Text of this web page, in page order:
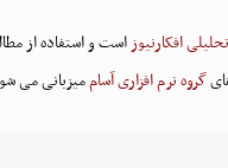
افکارنیوزاست و استفاده از
گروه نرم افزاری آساممیزبانی می